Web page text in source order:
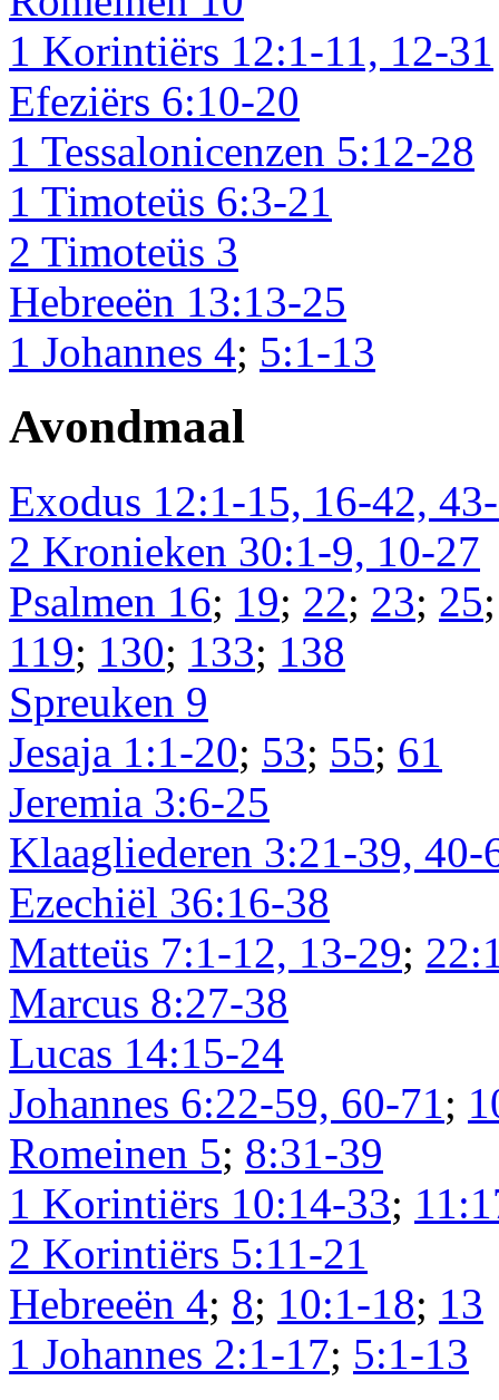
1 Korintiërs 12:1-11, 12-31
Efeziërs 6:10-20
1 Tessalonicenzen 5:12-28
1 Timoteüs 6:3-21
2 Timoteüs 3
Hebreeën 13:13-25
1 Johannes 4; 5:1-13
Avondmaal
Exodus 12:1-15, 16-42,
2 Kronieken 30:1-9, 10-27
Psalmen 16; 19; 22; 23; 25
119; 130; 133; 138
Spreuken 9
Jesaja 1:1-20; 53; 55; 61
Jeremia 3:6-25
Klaagliederen 3:21-39, 40-
Ezechiël 36:16-38
Matteüs 7:1-12, 13-29;
Marcus 8:27-38
Lucas 14:15-24
Johannes 6:22-59, 60-71;
Romeinen 5; 8:31-39
1 Korintiërs 10:14-33;
2 Korintiërs 5:11-21
Hebreeën 4; 8; 10:1-18; 13
1 Johannes 2:1-17; 5:1-13